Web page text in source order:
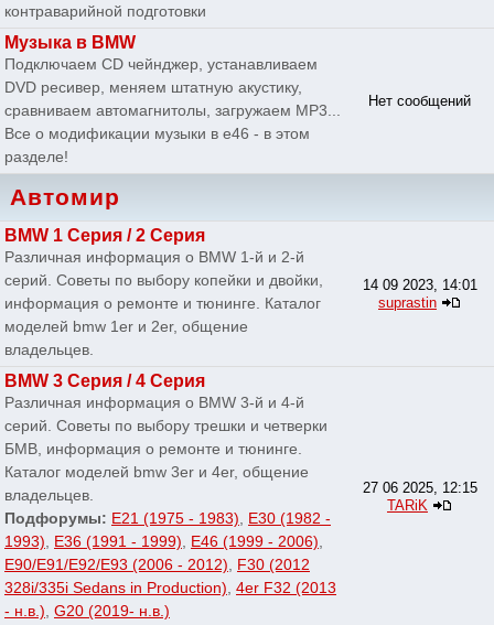
контраварийной подготовки
Музыка в BMW
Подключаем CD чейнджер, устанавливаем
DVD ресивер, меняем штатную акустику,
сравниваем автомагнитолы, загружаем MP3...
Все о модификации музыки в e46 - в этом
разделе!
Нет сообщений
Автомир
BMW 1 Серия / 2 Серия
Различная информация о BMW 1-й и 2-й
серий. Советы по выбору копейки и двойки,
информация о ремонте и тюнинге. Каталог
моделей bmw 1er и 2er, общение
владельцев.
14 09 2023, 14:01
suprastin
BMW 3 Серия / 4 Серия
Различная информация о BMW 3-й и 4-й
серий. Советы по выбору трешки и четверки
БМВ, информация о ремонте и тюнинге.
Каталог моделей bmw 3er и 4er, общение
владельцев.
Подфорумы: E21 (1975 - 1983), E30 (1982 -
1993), E36 (1991 - 1999), E46 (1999 - 2006),
E90/E91/E92/E93 (2006 - 2012), F30 (2012
328i/335i Sedans in Production), 4er F32 (2013
- н.в.), G20 (2019- н.в.)
27 06 2025, 12:15
TARiK